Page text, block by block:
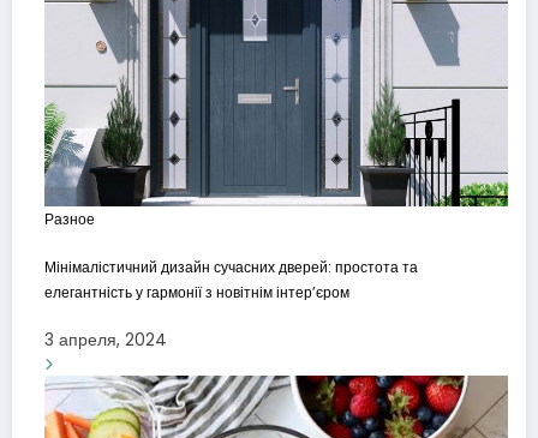
Разное
Мінімалістичний дизайн сучасних дверей: простота та
елегантність у гармонії з новітнім інтер’єром
3 апреля, 2024